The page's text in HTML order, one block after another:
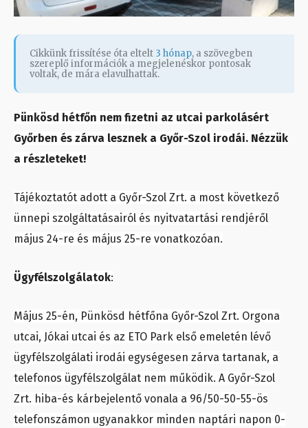
Cikkünk frissítése óta eltelt 3 hónap, a szövegben
szereplő információk a megjelenéskor pontosak
voltak, de mára elavulhattak.
Pünkösd hétfőn nem fizetni az utcai parkolásért
Győrben és zárva lesznek a Győr-Szol irodái. Nézzük
a részleteket!
Tájékoztatót adott a Győr-Szol Zrt. a most következő
ünnepi szolgáltatásairól és nyitvatartási rendjéről
május 24-re és május 25-re vonatkozóan.
Ügyfélszolgálatok:
Május 25-én, Pünkösd hétfőna Győr-Szol Zrt. Orgona
utcai, Jókai utcai és az ETO Park első emeletén lévő
ügyfélszolgálati irodái egységesen zárva tartanak, a
telefonos ügyfélszolgálat nem működik. A Győr-Szol
Zrt. hiba-és kárbejelentő vonala a 96/50-50-55-ös
telefonszámon ugyanakkor minden naptári napon 0-